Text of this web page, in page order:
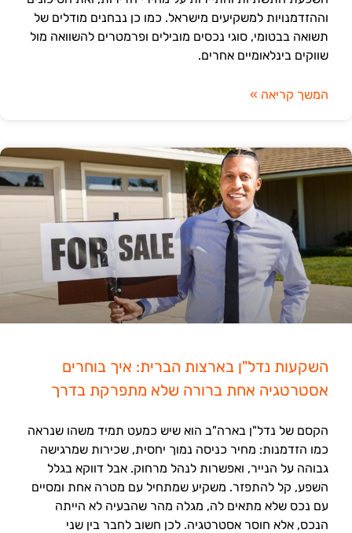
וההזדמנויות למשקיעים מישראל. כמו כן נבחנים מודלים של
תשואה בבטומי, סוגי נכסים מובילים ופרמטרים להשוואה מול
שווקים בינלאומיים אחרים.
המשך קריאה »
השקעות נדל"ן בארצות הברית: איך בוחרים
אסטרטגיה אחת ברורה שלא מתפרקת בדרך
הקסם של נדל"ן בארה"ב הוא שיש כמעט תמיד משהו שנראה
כמו הזדמנות: מחיר כניסה נמוך יחסית, שכירות שמרגישה
גבוהה על הנייר, ואפשרות לנהל מרחוק. אבל דווקא בגלל
השפע, קל להתפזר. משקיע שמתחיל עם מטרה אחת ומסיים
עם נכס שלא מתאים לה, מגלה מהר שהבעיה לא הייתה
הנכס, אלא חוסר אסטרטגיה. לכן חשוב לחבר בין שני